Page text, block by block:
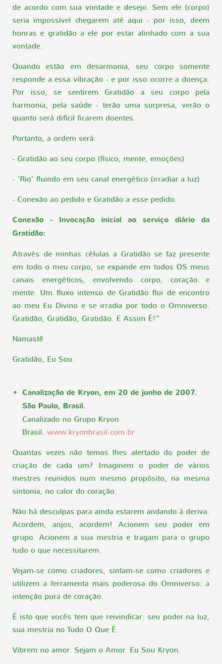
de acordo com sua vontade e desejo. Sem ele (corpo)
seria impossível chegarem até aqui - por isso, deem
honras e gratidão a ele por estar alinhado com a sua
vontade.
Quando estão em desarmonia, seu corpo somente
responde a essa vibração - e por isso ocorre a doença.
Por isso, se sentirem Gratidão a seu corpo pela
harmonia, pela saúde - terão uma surpresa, verão o
quanto será difícil ficarem doentes.
Portanto, a ordem será:
- Gratidão ao seu corpo (físico, mente, emoções)
- ‘Rio’ fluindo em seu canal energético (irradiar a luz)
- Conexão ao pedido e Gratidão a esse pedido.
Conexão - Invocação inicial ao serviço diário da
Gratidão:
Através de minhas células a Gratidão se faz presente
em todo o meu corpo, se expande em todos OS meus
canais energéticos, envolvendo corpo, coração e
mente. Um fluxo intenso de Gratidão flui de encontro
ao meu Eu Divino e se irradia por todo o Omniverso.
Gratidão, Gratidão, Gratidão. E Assim É!”
Namastê
Gratidão, Eu Sou.
Canalização de Kryon, em 20 de junho de 2007.
São Paulo, Brasil.
Canalizado no Grupo Kryon
Brasil. www.kryonbrasil.com.br
Quantas vezes não temos lhes alertado do poder de
criação de cada um? Imaginem o poder de vários
mestres reunidos num mesmo propósito, na mesma
sintonia, no calor do coração.
Não há desculpas para ainda estarem andando à deriva.
Acordem, anjos, acordem! Acionem seu poder em
grupo. Acionem a sua mestria e tragam para o grupo
tudo o que necessitarem.
Vejam-se como criadores, sintam-se como criadores e
utilizem a ferramenta mais poderosa do Omniverso: a
intenção pura de coração.
É isto que vocês tem que reivindicar: seu poder na luz,
sua mestria no Tudo O Que É.
Vibrem no amor. Sejam o Amor. Eu Sou Kryon.